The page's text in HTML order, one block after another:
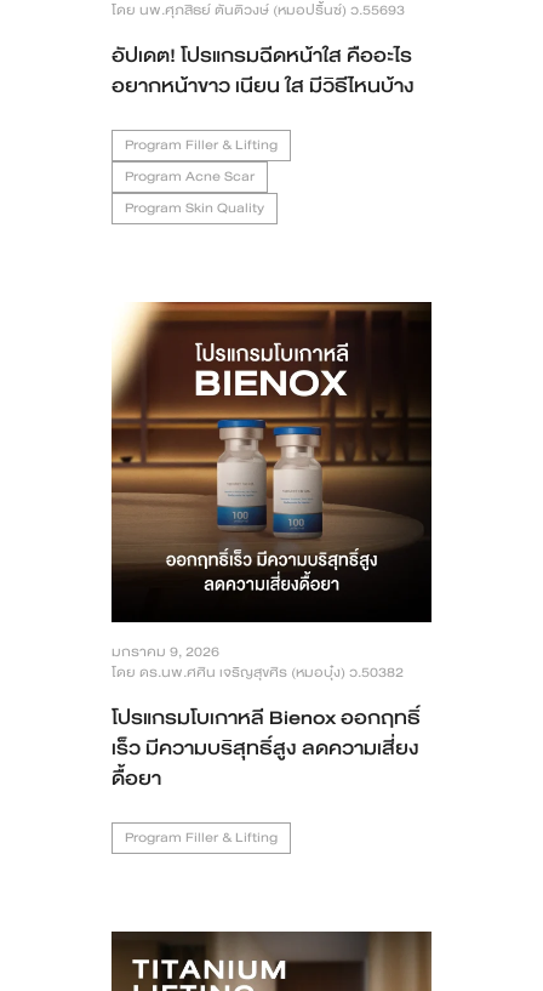
โดย นพ.ศุภสิธย์ ตันติวงษ์ (หมอปริ้นซ์) ว.55693
อัปเดต! โปรแกรมฉีดหน้าใส คืออะไร
อยากหน้าขาว เนียน ใส มีวิธีไหนบ้าง
Program Filler & Lifting
Program Acne Scar
Program Skin Quality
มกราคม 9, 2026
โดย ดร.นพ.ศศิน เจริญสุขศิร (หมอบุ๋ง) ว.50382
โปรแกรมโบเกาหลี Bienox ออกฤทธิ์
เร็ว มีความบริสุทธิ์สูง ลดความเสี่ยง
ดื้อยา
Program Filler & Lifting